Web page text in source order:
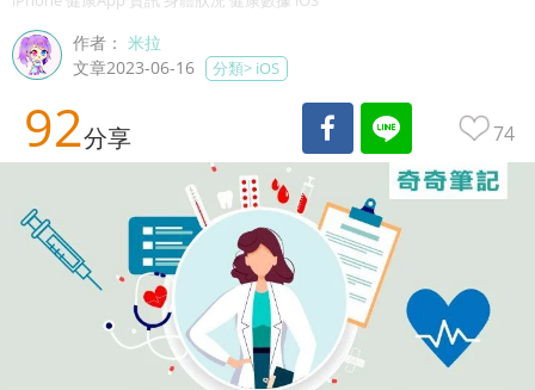
作者：米拉
文章2023-06-16
分類> iOS
92分享 74